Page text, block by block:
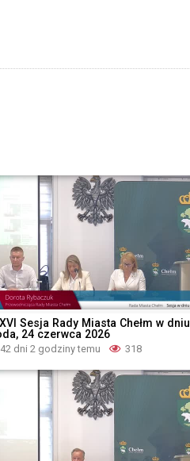
Sesja Rady Miasta Chełm w dniu
24 czerwca 2026
42 dni 2 godziny temu 318